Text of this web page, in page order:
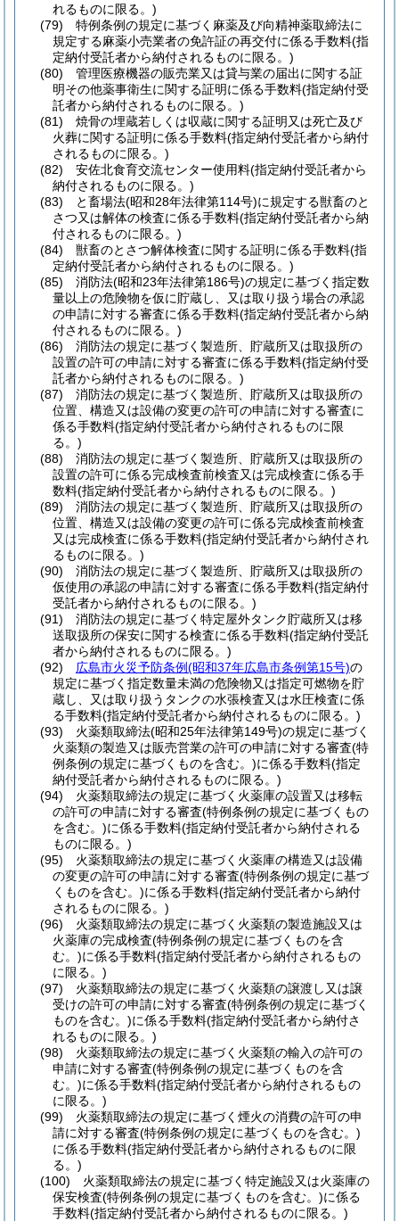
れるものに限る。)
(79)
特例条例の規定に基づく麻薬及び向精神薬取締法に
規定する麻薬小売業者の免許証の再交付に係る手数料(指
定納付受託者から納付されるものに限る。)
(80)
管理医療機器の販売業又は貸与業の届出に関する証
明その他薬事衛生に関する証明に係る手数料(指定納付受
託者から納付されるものに限る。)
(81)
焼骨の埋蔵若しくは収蔵に関する証明又は死亡及び
火葬に関する証明に係る手数料(指定納付受託者から納付
されるものに限る。)
(82)
安佐北食育交流センター使用料(指定納付受託者から
納付されるものに限る。)
(83)
と畜場法(昭和28年法律第114号)に規定する獣畜のと
さつ又は解体の検査に係る手数料(指定納付受託者から納
付されるものに限る。)
(84)
獣畜のとさつ解体検査に関する証明に係る手数料(指
定納付受託者から納付されるものに限る。)
(85)
消防法(昭和23年法律第186号)の規定に基づく指定数
量以上の危険物を仮に貯蔵し、又は取り扱う場合の承認
の申請に対する審査に係る手数料(指定納付受託者から納
付されるものに限る。)
(86)
消防法の規定に基づく製造所、貯蔵所又は取扱所の
設置の許可の申請に対する審査に係る手数料(指定納付受
託者から納付されるものに限る。)
(87)
消防法の規定に基づく製造所、貯蔵所又は取扱所の
位置、構造又は設備の変更の許可の申請に対する審査に
係る手数料(指定納付受託者から納付されるものに限
る。)
(88)
消防法の規定に基づく製造所、貯蔵所又は取扱所の
設置の許可に係る完成検査前検査又は完成検査に係る手
数料(指定納付受託者から納付されるものに限る。)
(89)
消防法の規定に基づく製造所、貯蔵所又は取扱所の
位置、構造又は設備の変更の許可に係る完成検査前検査
又は完成検査に係る手数料(指定納付受託者から納付され
るものに限る。)
(90)
消防法の規定に基づく製造所、貯蔵所又は取扱所の
仮使用の承認の申請に対する審査に係る手数料(指定納付
受託者から納付されるものに限る。)
(91)
消防法の規定に基づく特定屋外タンク貯蔵所又は移
送取扱所の保安に関する検査に係る手数料(指定納付受託
者から納付されるものに限る。)
(92)
広島市火災予防条例(昭和37年広島市条例第15号)の
規定に基づく指定数量未満の危険物又は指定可燃物を貯
蔵し、又は取り扱うタンクの水張検査又は水圧検査に係
る手数料(指定納付受託者から納付されるものに限る。)
(93)
火薬類取締法(昭和25年法律第149号)の規定に基づく
火薬類の製造又は販売営業の許可の申請に対する審査(特
例条例の規定に基づくものを含む。)に係る手数料(指定
納付受託者から納付されるものに限る。)
(94)
火薬類取締法の規定に基づく火薬庫の設置又は移転
の許可の申請に対する審査(特例条例の規定に基づくもの
を含む。)に係る手数料(指定納付受託者から納付される
ものに限る。)
(95)
火薬類取締法の規定に基づく火薬庫の構造又は設備
の変更の許可の申請に対する審査(特例条例の規定に基づ
くものを含む。)に係る手数料(指定納付受託者から納付
されるものに限る。)
(96)
火薬類取締法の規定に基づく火薬類の製造施設又は
火薬庫の完成検査(特例条例の規定に基づくものを含
む。)に係る手数料(指定納付受託者から納付されるもの
に限る。)
(97)
火薬類取締法の規定に基づく火薬類の譲渡し又は譲
受けの許可の申請に対する審査(特例条例の規定に基づく
ものを含む。)に係る手数料(指定納付受託者から納付さ
れるものに限る。)
(98)
火薬類取締法の規定に基づく火薬類の輸入の許可の
申請に対する審査(特例条例の規定に基づくものを含
む。)に係る手数料(指定納付受託者から納付されるもの
に限る。)
(99)
火薬類取締法の規定に基づく煙火の消費の許可の申
請に対する審査(特例条例の規定に基づくものを含む。)
に係る手数料(指定納付受託者から納付されるものに限
る。)
(100)
火薬類取締法の規定に基づく特定施設又は火薬庫の
保安検査(特例条例の規定に基づくものを含む。)に係る
手数料(指定納付受託者から納付されるものに限る。)